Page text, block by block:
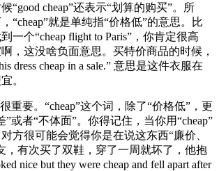
“good cheap”还表示“划算的购买”。所
“cheap”就是单纯指“价格低”的意思。比
一个“cheap flight to Paris”，你肯定很高
，这没啥负面意思。买特价商品的时候，
dress cheap in a sale.” 意思是这件衣服在
。
重要。“cheap”这个词，除了“价格低”，更
或者“不体面”。你得记住，当你用“cheap”
方很可能会觉得你是在说这东西“廉价、
，有次买了双鞋，穿了一周就坏了，他抱
nice but they were cheap and fell apart after